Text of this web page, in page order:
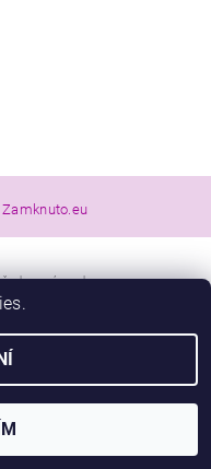
Zamknuto.eu
práva vyhrazena